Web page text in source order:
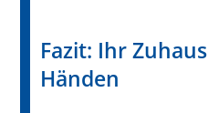
Fazit: Ihr
Händen